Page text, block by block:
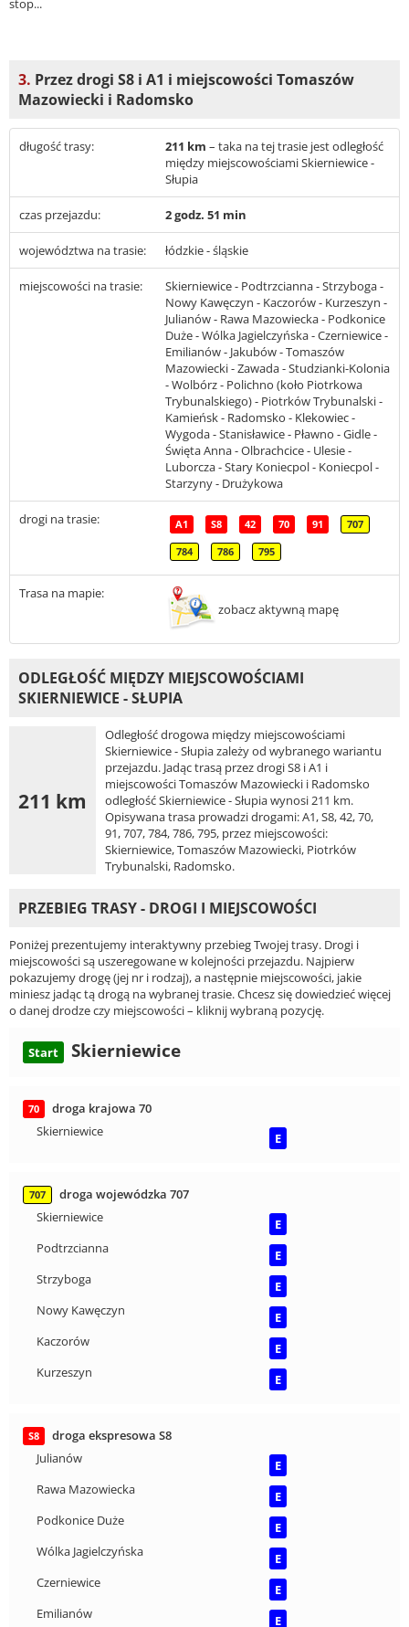
stop...
3. Przez drogi S8 i A1 i miejscowości Tomaszów
Mazowiecki i Radomsko
długość trasy: 211 km – taka na tej trasie jest odległość
między miejscowościami Skierniewice -
Słupia
czas przejazdu: 2 godz. 51 min
województwa na trasie: łódzkie - śląskie
miejscowości na trasie:
Skierniewice - Podtrzcianna - Strzyboga -
Nowy Kawęczyn - Kaczorów - Kurzeszyn -
Julianów - Rawa Mazowiecka - Podkonice
Duże - Wólka Jagielczyńska - Czerniewice -
Emilianów - Jakubów - Tomaszów
Mazowiecki - Zawada - Studzianki-Kolonia
- Wolbórz - Polichno (koło Piotrkowa
Trybunalskiego) - Piotrków Trybunalski -
Kamieńsk - Radomsko - Klekowiec -
Wygoda - Stanisławice - Pławno - Gidle -
Święta Anna - Olbrachcice - Ulesie -
Luborcza - Stary Koniecpol - Koniecpol -
Starzyny - Drużykowa
drogi na trasie: A1 S8 42 70 91 707
784 786 795
Trasa na mapie:
zobacz aktywną mapę
ODLEGŁOŚĆ MIĘDZY MIEJSCOWOŚCIAMI
SKIERNIEWICE - SŁUPIA
211 km
Odległość drogowa między miejscowościami
Skierniewice - Słupia zależy od wybranego wariantu
przejazdu. Jadąc trasą przez drogi S8 i A1 i
miejscowości Tomaszów Mazowiecki i Radomsko
odległość Skierniewice - Słupia wynosi 211 km.
Opisywana trasa prowadzi drogami: A1, S8, 42, 70,
91, 707, 784, 786, 795, przez miejscowości:
Skierniewice, Tomaszów Mazowiecki, Piotrków
Trybunalski, Radomsko.
PRZEBIEG TRASY - DROGI I MIEJSCOWOŚCI
Poniżej prezentujemy interaktywny przebieg Twojej trasy. Drogi i
miejscowości są uszeregowane w kolejności przejazdu. Najpierw
pokazujemy drogę (jej nr i rodzaj), a następnie miejscowości, jakie
miniesz jadąc tą drogą na wybranej trasie. Chcesz się dowiedzieć więcej
o danej drodze czy miejscowości – kliknij wybraną pozycję.
Start Skierniewice
70
droga krajowa 70
Skierniewice
E
707
droga wojewódzka 707
Skierniewice
E
Podtrzcianna
E
Strzyboga
E
Nowy Kawęczyn
E
Kaczorów
E
Kurzeszyn
E
S8
droga ekspresowa S8
Julianów
E
Rawa Mazowiecka
E
Podkonice Duże
E
Wólka Jagielczyńska
E
Czerniewice
E
Emilianów
E